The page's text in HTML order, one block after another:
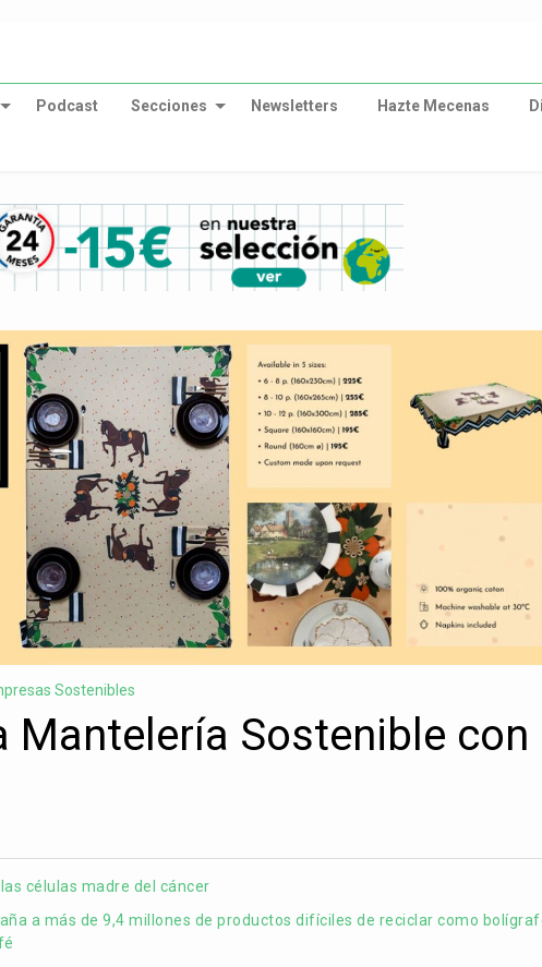
Podcast Secciones Newsletters Hazte Mecenas
Sostenibles
Mantelería Sostenible con
células madre del cáncer
a más de 9,4 millones de productos difíciles de reciclar como